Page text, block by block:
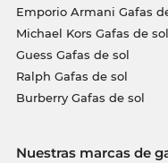
Emporio Armani Gafas
Michael Kors Gafas de sol
Guess Gafas de sol
Ralph Gafas de sol
Burberry Gafas de sol
Nuestras marcas de